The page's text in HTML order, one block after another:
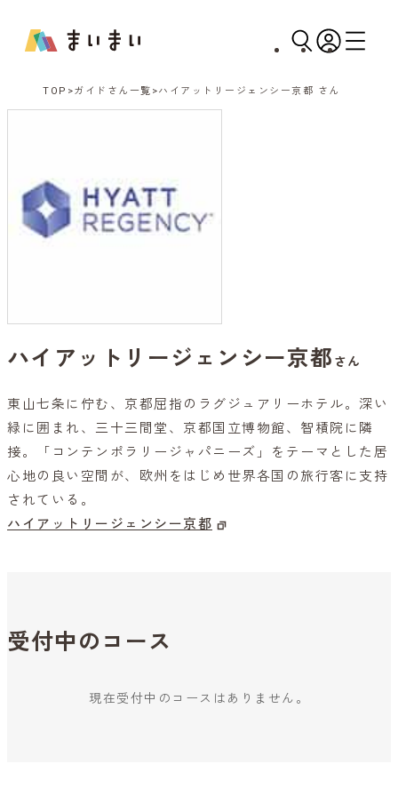
TOP ガイドさん一覧 ハイアットリージェンシー京都 さん
ハイアットリージェンシー京都 さん
東山七条に佇む、京都屈指のラグジュアリーホテル。深い
緑に囲まれ、三十三間堂、京都国立博物館、智積院に隣
接。「コンテンポラリージャパニーズ」をテーマとした居
心地の良い空間が、欧州をはじめ世界各国の旅行客に支持
されている。
ハイアットリージェンシー京都
受付中のコース
現在受付中のコースはありません。